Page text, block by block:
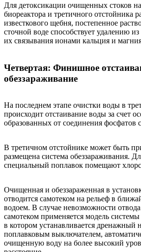
Для детоксикации очищенных стоков
биореактора и третичного отстойника
известкового щебня, постепенное
сточной воде способствует удалению из
их связывания ионами кальция и
Четвертая: Финишное
обеззараживание
На последнем этапе очистки воды в
происходит отстаивание воды за счет
образованных от соединения фосфатов
В третичном отстойнике может быть
размещена система обеззараживания.
специальный поплавок помещают
Очищенная и обеззараженная в
отводится самотеком на рельеф в
водоем. В случае невозможности
самотеком применяется модель
в котором устанавливается дренажный
поплавковым выключателем,
очищенную воду на более высокий